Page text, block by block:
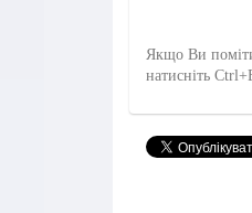
Якщо Ви
натисніть